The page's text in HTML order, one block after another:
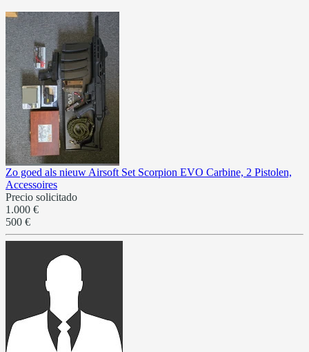
Zo goed als nieuw Airsoft Set Scorpion EVO Carbine, 2 Pistolen,
Accessoires
Precio solicitado
1.000 €
500 €